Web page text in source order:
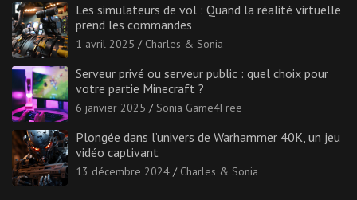
Les simulateurs de vol : Quand la réalité virtuelle
prend les commandes
1 avril 2025 Charles & Sonia
Serveur privé ou serveur public : quel choix pour
votre partie Minecraft ?
6 janvier 2025 Sonia Game4Free
Plongée dans l’univers de Warhammer 40K, un jeu
vidéo captivant
13 décembre 2024 Charles & Sonia